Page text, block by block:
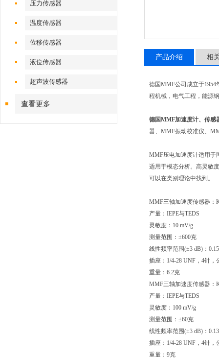
压力传感器
温度传感器
位移传感器
液位传感器
超声波传感器
查看更多
产品介绍 相
德国MMF公司成立于
程机械，电气工程，能源
德国MMF加速度计、传感
器、MMF振动校准仪、
MMF压电加速度计适用于
适用于模态分析。高灵敏
可以在类别理论中找到。
MMF三轴加速度传感器：
产量：IEPE与TEDS
灵敏度：10 mV/g
测量范围：±600克
线性频率范围(±3 dB)：
插座：1/4-28 UNF，4针，
重量：6.2克
MMF三轴加速度传感器：
产量：IEPE与TEDS
灵敏度：100 mV/g
测量范围：±60克
线性频率范围(±3 dB)：
插座：1/4-28 UNF，4针，
重量：9克